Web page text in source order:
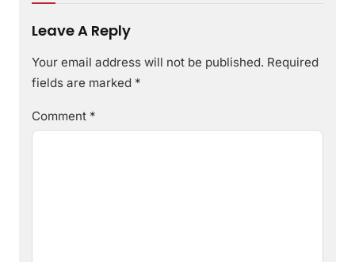
Leave A Reply
Your email address will not be published. Required
fields are marked *
Comment *